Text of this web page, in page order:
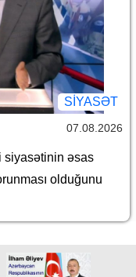
SİYASƏT
07.08.2026
siyasətinin əsas
olduğunu